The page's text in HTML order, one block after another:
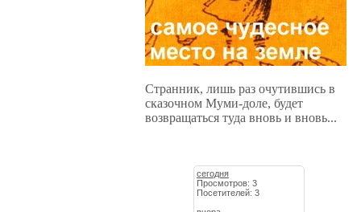
Странник, лишь раз очутившись в
сказочном Муми-доле, будет
возвращаться туда вновь и вновь...
сегодня
Просмотров: 3
Посетителей: 3